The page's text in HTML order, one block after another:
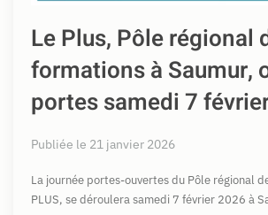
Le Plus, Pôle régional
formations à Saumur,
portes samedi 7
Publiée le 21 janvier 2026
La journée portes-ouvertes du Pôle régional
PLUS, se déroulera samedi 7 février 2026 à